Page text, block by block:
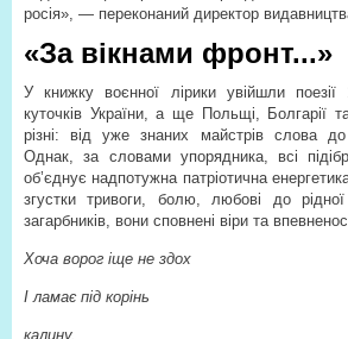
росія», — переконаний директор
«За вікнами фронт...»
У книжку воєнної лірики увійшли поезії
куточків України, а ще Польщі, Болгарії
різні: від уже знаних майстрів слова до
Однак, за словами упорядника, всі
об’єднує надпотужна патріотична
згустки тривоги, болю, любові до
загарбників, вони сповнені віри та
Хоча ворог іще не здох
І ламає під корінь
калину,